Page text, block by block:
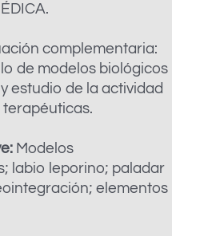
complementaria:
de modelos biológicos
estudio de la actividad
Modelos
labio leporino; paladar
elementos